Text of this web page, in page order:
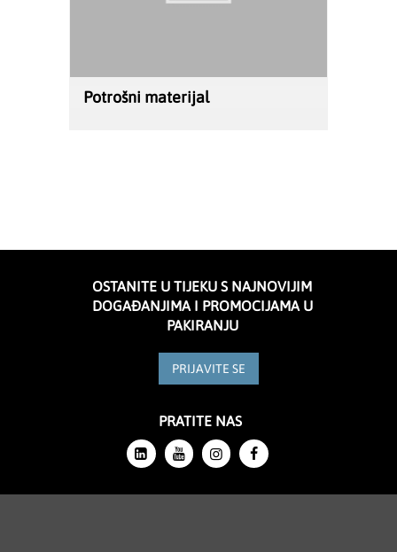
Potrošni materijal
OSTANITE U TIJEKU S NAJNOVIJIM
DOGAĐANJIMA I PROMOCIJAMA U
PAKIRANJU
PRIJAVITE SE
PRATITE NAS